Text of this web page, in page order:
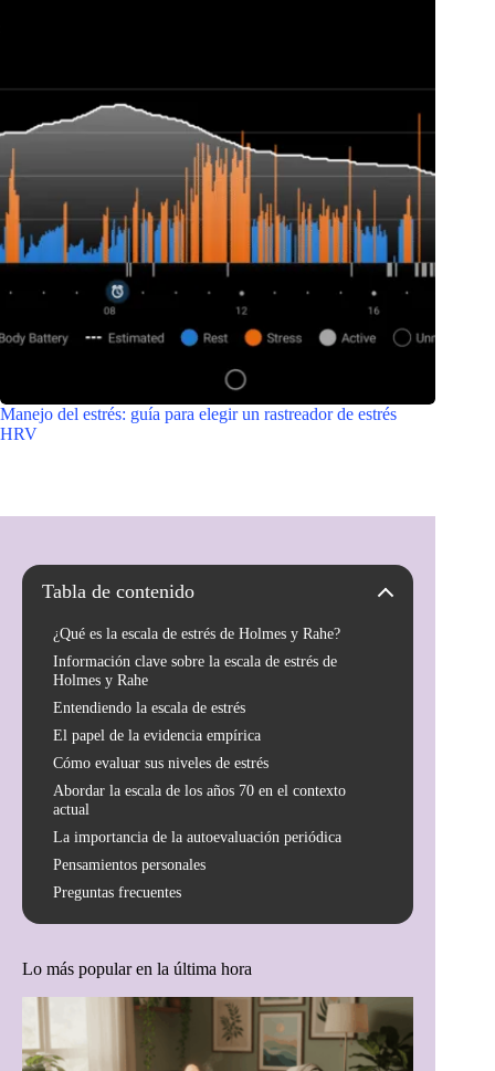
Manejo del estrés: guía para elegir un rastreador de estrés
HRV
Tabla de contenido
¿Qué es la escala de estrés de Holmes y Rahe?
Información clave sobre la escala de estrés de
Holmes y Rahe
Entendiendo la escala de estrés
El papel de la evidencia empírica
Cómo evaluar sus niveles de estrés
Abordar la escala de los años 70 en el contexto
actual
La importancia de la autoevaluación periódica
Pensamientos personales
Preguntas frecuentes
Lo más popular en la última hora